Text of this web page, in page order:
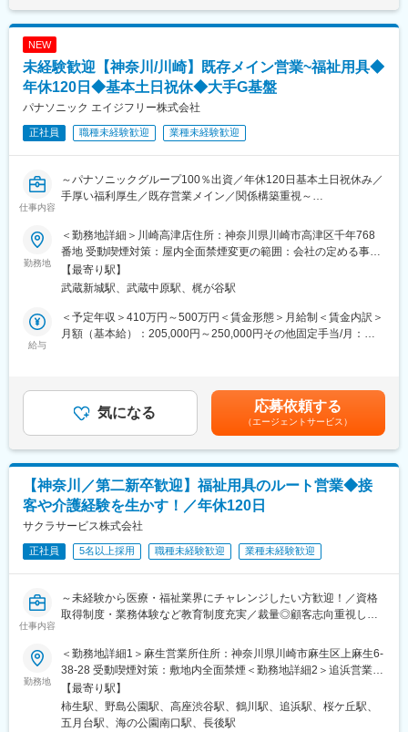
・主任500万円程度～／課長600万円程度～／部長700万円程度～
それぞれの役職へは最短3年程度で上がることができる環境となっ
ております。
■職務内容：
関係構築をしていきます。
・日々の活動を通し、信頼を得ていくことでご紹介をいただきな
また、実際に商品を販売していく先は要介護者の方となります。
※ケアマネジャーとは：
介護を受ける要介護者の心身の状況に応じ、適切な介護サービス
を利用できるよう相談に応じたり、市町村や事業所との連絡・調
整を行ったりする専門職です。
(2) 個人のお客様へのご提案（ケアマネジャーから紹介を受けた要
・ 介護用品からリフォームまで生活の質改善に向けてご提案
・ 売って終わりではなく、定期的に訪問し使用状況等を確認
※ 17時頃には事務所へ帰社（基本19時頃には退社）します。
■フォロー体制：
社内には建築士やケアマネジャー、作業療法士など各分野のエキ
スパートが在籍。営業先で専門的な問い合わせを受けた場合も、
社内の力を借りれば即座に解決できます。また商品の受発注は事
務スタッフがサポートします。
■インセンティブについて
年2回のインセンティブがあり、平均20万円前後。最大50万円支
給も可能です。
NEW
未経験歓迎【神奈川/川崎】既存メイン営業~福祉用具◆
年休120日◆基本土日祝休◆大手G基盤
パナソニック エイジフリー株式会社
正社員 職種未経験歓迎 業種未経験歓迎
仕事内容
～パナソニックグループ100％出資／年休120日基本土日祝休み／
手厚い福利厚生／既存営業メイン／関係構築重視～
業をお任せします。
■職務概要
担当エリアのケアマネジャーとの信頼関係を築きながら、介護を
必要とする方々の生活を支える提案営業です。
既存顧客の引き継ぎを起点に、新商品のご案内を通じて関係を深
め、日々の丁寧なコミュニケーションで信頼を獲得。ケアマネジ
ャーからのご紹介を広げながら、自身の活動領域を拡大していき
携を通じて最適な商品・サービスを届けられることが、この仕事
の大きなやりがいです。単なる営業にとどまらず、地域の介護を
支える社会貢献性の高い役割を担えます。
▼担当地域のケアマネジャーに対してのアプローチ
・まずは既存顧客の引継ぎを受け、新商品のご案内等をしながら
関係構築をしていきます。
・日々の活動を通し、信頼を得ていくことでご紹介をいただきな
また、実際に商品を販売していく先は要介護者の方となります。
※ケアマネジャーとは：
を利用できるよう相談に応じたり、市町村や事業所との連絡・調
整を行ったりする専門職です。
▼ 個人のお客様へのご提案（ケアマネジャーから紹介を受けた要
介護者の方）
・お客様の困りごとや身体状況等をヒアリングし、家の危険箇所
をチェック。
・ 介護用品からリフォームまで生活の質改善に向けてご提案
勤務地
＜勤務地詳細＞川崎高津店住所：神奈川県川崎市高津区千年768
番地 受動喫煙対策：屋内全面禁煙変更の範囲：会社の定める事業
所【最寄り駅】
武蔵新城駅、武蔵中原駅、梶が谷駅
給与
＜予定年収＞410万円～500万円＜賃金形態＞月給制＜賃金内訳＞
月額（基本給）：205,000円～250,000円その他固定手当/月：
下する可能性があります。月給(月額)は固定手当を含めた表記で
す。
気になる 応募依頼する
（エージェントサービス）
【神奈川／第二新卒歓迎】福祉用具のルート営業◆接
客や介護経験を生かす！／年休120日
サクラサービス株式会社
正社員 5名以上採用 職種未経験歓迎 業種未経験歓迎
仕事内容
～未経験から医療・福祉業界にチャレンジしたい方歓迎！／資格
取得制度・業務体験など教育制度充実／裁量◎顧客志向重視した
■業務内容：
福祉用具・医療機器のレンタルと販売事業を展開している当社に
て、日常生活に不便を感じている高齢の方へ、安全安心な暮らし
ができるような環境作りを提案します！
今回は業績好調で、より多くのお客様にアプローチするため営業
勤務地
＜勤務地詳細1＞麻生営業所住所：神奈川県川崎市麻生区上麻生6-
38-28 受動喫煙対策：敷地内全面禁煙＜勤務地詳細2＞追浜営業所
住所：神奈川県横須賀市夏島町16-1 勤務地最寄駅：京浜急行線／
追浜駅受動喫煙対策：その他（社内指定喫煙場所有）＜勤務地詳
細3＞大和営業所（本社）住所：神奈川県大和市渋谷1-7-9 勤務地
【最寄り駅】
柿生駅、野島公園駅、高座渋谷駅、鶴川駅、追浜駅、桜ケ丘駅、
五月台駅、海の公園南口駅、長後駅